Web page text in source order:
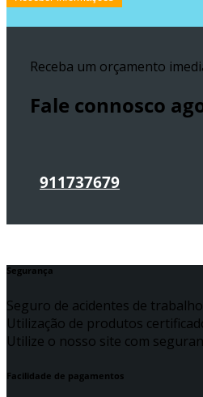
Receba um orçamento
Fale connosco
911737679
Segurança
Seguro de acidentes de
Utilização de produtos
Utilize o nosso site com
Facilidade de pagamentos